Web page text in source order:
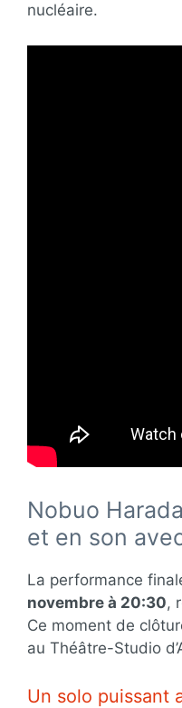
nucléaire.
Nobuo
et en son
La performance
novembre à 20:30,
Ce moment de
au Théâtre-Studio
Un solo puissant